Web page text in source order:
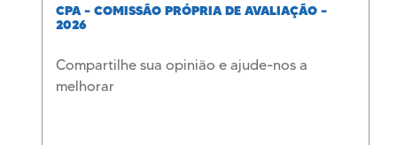
CPA – COMISSÃO PRÓPRIA DE AVALIAÇÃO –
2026
Compartilhe sua opinião e ajude-nos a
melhorar